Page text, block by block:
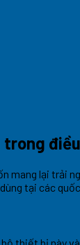
trong
mang lại trải
tại các